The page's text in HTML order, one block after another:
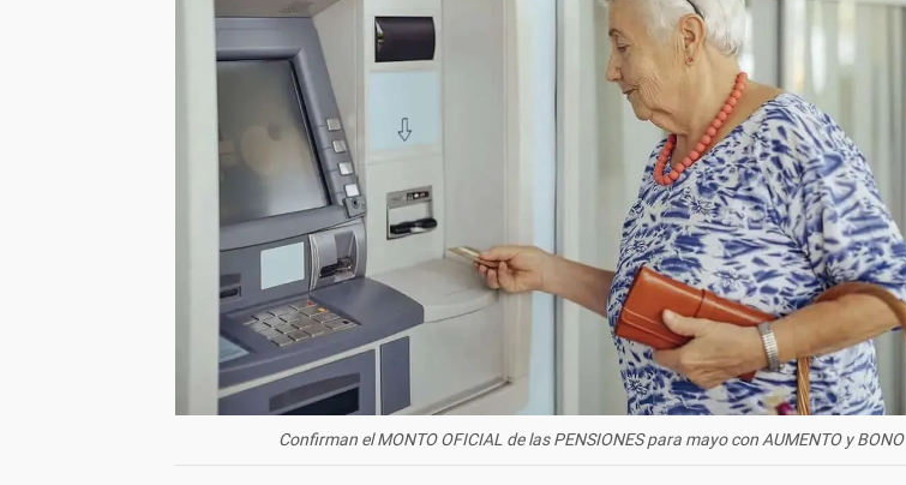
Confirman el MONTO OFICIAL de las PENSIONES para mayo con AUMENTO y BONO